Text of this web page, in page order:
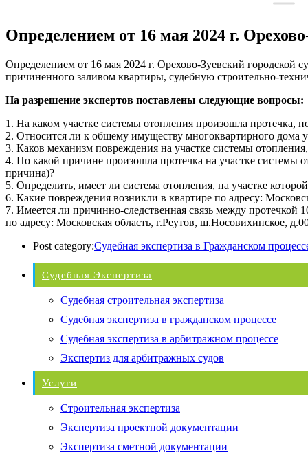
Определением от 16 мая 2024 г.
Определением от 16 мая 2024 г. Орехово-Зуевский
причиненного заливом квартиры, судебную строительно-
На разрешение экспертов поставлены следующие вопросы:
1. На каком участке системы отопления произошла протечка,
2. Относится ли к общему имуществу многоквартирного дома
3. Каков механизм повреждения на участке системы
4. По какой причине произошла протечка на участке системы
причина)?
5. Определить, имеет ли система отопления, на участке
6. Какие повреждения возникли в квартире по адресу:
7. Имеется ли причинно-следственная связь между
по адресу: Московская область, г.Реутов, ш.Носовихинское,
Post category:Судебная экспертиза в Гражданском
Судебная Экспертиза
Судебная строительная экспертиза
Судебная экспертиза в гражданском процессе
Судебная экспертиза в арбитражном процессе
Экспертиз для арбитражных судов
Услуги
Строительная экспертиза
Экспертиза проектной документации
Экспертиза сметной документации